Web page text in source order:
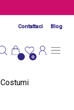
Contattaci Blog
0
Costumi